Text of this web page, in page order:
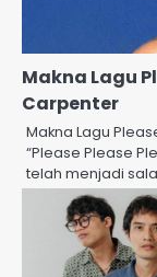
Makna Lagu
Carpenter
Makna Lagu
“Please Please
telah menjadi